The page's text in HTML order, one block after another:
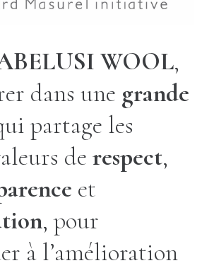
WOOL,
dans une grande
partage les
de respect,
et
, pour
à l’amélioration